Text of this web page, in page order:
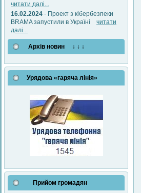
читати далі...
16.02.2024 - Проект з кібербезпеки
BRAMA запустили в Україні читати
далі...
Архів новин ↓ ↓ ↓
Урядова «гаряча лінія»
Прийом громадян